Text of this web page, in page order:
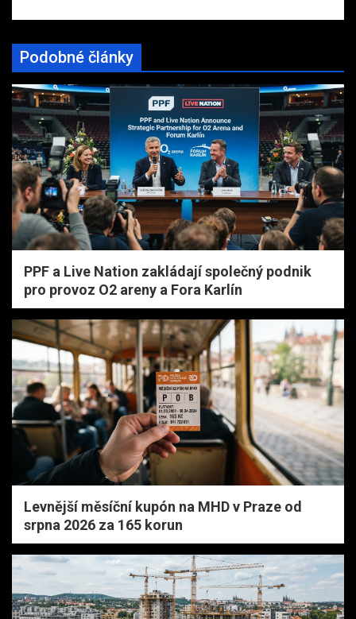
Podobné články
PPF a Live Nation zakládají společný podnik
pro provoz O2 areny a Fora Karlín
Levnější měsíční kupón na MHD v Praze od
srpna 2026 za 165 korun